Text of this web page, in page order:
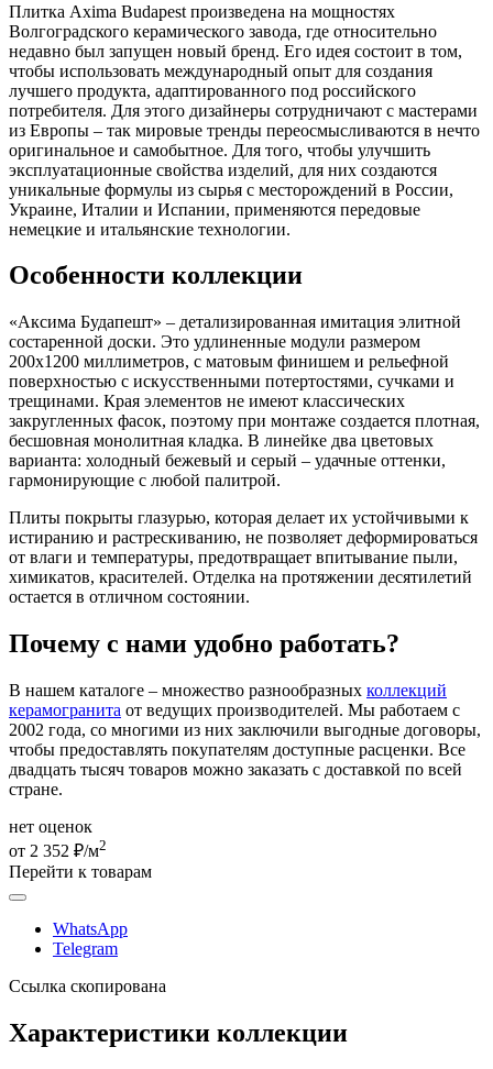
Плитка Axima Budapest произведена на мощностях
Волгоградского керамического завода, где относительно
недавно был запущен новый бренд. Его идея состоит в том,
чтобы использовать международный опыт для создания
лучшего продукта, адаптированного под российского
потребителя. Для этого дизайнеры сотрудничают с мастерами
из Европы – так мировые тренды переосмысливаются в нечто
оригинальное и самобытное. Для того, чтобы улучшить
эксплуатационные свойства изделий, для них создаются
уникальные формулы из сырья с месторождений в России,
Украине, Италии и Испании, применяются передовые
немецкие и итальянские технологии.
Особенности коллекции
«Аксима Будапешт» – детализированная имитация элитной
состаренной доски. Это удлиненные модули размером
200х1200 миллиметров, с матовым финишем и рельефной
поверхностью с искусственными потертостями, сучками и
трещинами. Края элементов не имеют классических
закругленных фасок, поэтому при монтаже создается плотная,
бесшовная монолитная кладка. В линейке два цветовых
варианта: холодный бежевый и серый – удачные оттенки,
гармонирующие с любой палитрой.
Плиты покрыты глазурью, которая делает их устойчивыми к
истиранию и растрескиванию, не позволяет деформироваться
от влаги и температуры, предотвращает впитывание пыли,
химикатов, красителей. Отделка на протяжении десятилетий
остается в отличном состоянии.
Почему с нами удобно работать?
В нашем каталоге – множество разнообразных коллекций
керамогранита от ведущих производителей. Мы работаем с
2002 года, со многими из них заключили выгодные договоры,
чтобы предоставлять покупателям доступные расценки. Все
двадцать тысяч товаров можно заказать с доставкой по всей
стране.
нет оценок
от 2 352 ₽/м2
Перейти к товарам
WhatsApp
Telegram
Ссылка скопирована
Характеристики коллекции